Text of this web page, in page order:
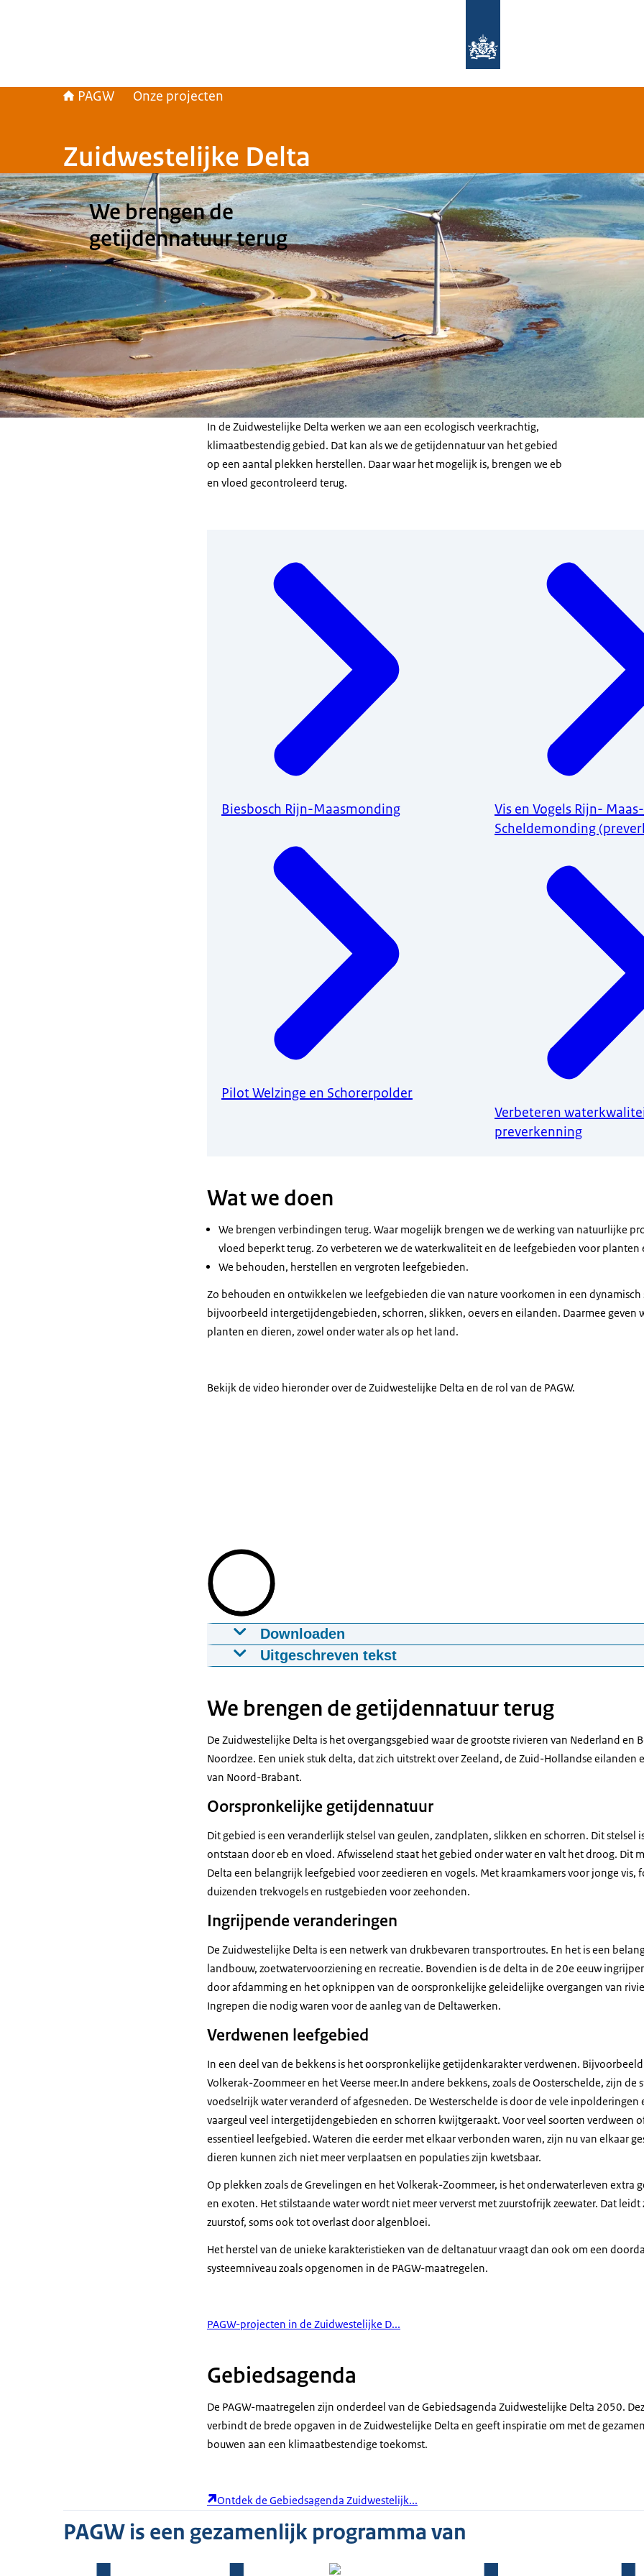
PAGW Onze projecten
Zuidwestelijke Delta
We brengen de
getijdennatuur terug
In de Zuidwestelijke Delta werken we aan een ecologisch veerkrachtig,
klimaatbestendig gebied. Dat kan als we de getijdennatuur van het gebied
op een aantal plekken herstellen. Daar waar het mogelijk is, brengen we eb
en vloed gecontroleerd terug.
Biesbosch Rijn-Maasmonding
Pilot Welzinge en Schorerpolder
Vis en Vogels Rijn- Maas-
Scheldemonding
Verbeteren
preverkenning
Wat we doen
We brengen verbindingen terug. Waar mogelijk brengen we de werking van natuurlijke
vloed beperkt terug. Zo verbeteren we de waterkwaliteit en de leefgebieden voor planten
We behouden, herstellen en vergroten leefgebieden.
Zo behouden en ontwikkelen we leefgebieden die van nature voorkomen in een dynamisch
bijvoorbeeld intergetijdengebieden, schorren, slikken, oevers en eilanden. Daarmee geven
planten en dieren, zowel onder water als op het land.
Bekijk de video hieronder over de Zuidwestelijke Delta en de rol van de PAGW.
Downloaden
Zuidwestelijke Delta video PAGW
08-02-20242:53mp4416.9 MB
Ondertiteling
srt 3.5 KB
Download
mp35.1 MB
Download
Uitgeschreven tekst
regio en maatschappelijke organisaties
samen aan een gezonde en veerkrachtige...
een krachtige economie.
We voeren ruim twintig projecten uit
in de grote wateren van Nederland.
De grote wateren zijn: het
Zuidwestelijke Delta.
De Zuidwestelijke Delta omvat de
Rijn-, Maas- en Scheldemonding.
zoete rivieren uitmonden in de zoute zee.
Daar waar rivier en zee verbonden zijn,
vinden natuurlijke processen plaats...
zoals getijdenwerking, waarbij het
zeewater het land indringt.
Dit zorgt voor uniek leefgebied.
De rivieren en de zee brengen allerlei
organische stoffen...
Daardoor is er in een verbonden delta
Een paradijs voor alles dat
zwemt, nestelt en groeit.
Door de Deltawerken en andere aanpassingen
functioneert het ecologisch systeem
ontbreekt en de zoet-zout overgangen zijn verdwenen.
PAGW werkt aan projecten om de unieke
deltanatuur te herstellen door leefgebieden te verbeteren en waar
We brengen de getijdennatuur terug
De Zuidwestelijke Delta is het overgangsgebied waar de grootste rivieren van Nederland en
Noordzee. Een uniek stuk delta, dat zich uitstrekt over Zeeland, de Zuid-Hollandse eilanden
van Noord-Brabant.
Oorspronkelijke getijdennatuur
Dit gebied is een veranderlijk stelsel van geulen, zandplaten, slikken en schorren. Dit stelsel
ontstaan door eb en vloed. Afwisselend staat het gebied onder water en valt het droog. Dit
Delta een belangrijk leefgebied voor zeedieren en vogels. Met kraamkamers voor jonge vis,
duizenden trekvogels en rustgebieden voor zeehonden.
Ingrijpende veranderingen
De Zuidwestelijke Delta is een netwerk van drukbevaren transportroutes. En het is een
landbouw, zoetwatervoorziening en recreatie. Bovendien is de delta in de 20e eeuw
door afdamming en het opknippen van de oorspronkelijke geleidelijke overgangen van
Ingrepen die nodig waren voor de aanleg van de Deltawerken.
Verdwenen leefgebied
In een deel van de bekkens is het oorspronkelijke getijdenkarakter verdwenen.
Volkerak-Zoommeer en het Veerse meer.In andere bekkens, zoals de Oosterschelde, zijn de
voedselrijk water veranderd of afgesneden. De Westerschelde is door de vele inpolderingen
vaargeul veel intergetijdengebieden en schorren kwijtgeraakt. Voor veel soorten verdween
essentieel leefgebied. Wateren die eerder met elkaar verbonden waren, zijn nu van elkaar
dieren kunnen zich niet meer verplaatsen en populaties zijn kwetsbaar.
Op plekken zoals de Grevelingen en het Volkerak-Zoommeer, is het onderwaterleven extra
en exoten. Het stilstaande water wordt niet meer ververst met zuurstofrijk zeewater. Dat leidt
zuurstof, soms ook tot overlast door algenbloei.
Het herstel van de unieke karakteristieken van de deltanatuur vraagt dan ook om een
systeemniveau zoals opgenomen in de PAGW-maatregelen.
PAGW-projecten in de Zuidwestelijke D...
Gebiedsagenda
De PAGW-maatregelen zijn onderdeel van de Gebiedsagenda Zuidwestelijke Delta 2050.
verbindt de brede opgaven in de Zuidwestelijke Delta en geeft inspiratie om met de
bouwen aan een klimaatbestendige toekomst.
Ontdek de Gebiedsagenda Zuidwestelijk...
PAGW is een gezamenlijk programma van